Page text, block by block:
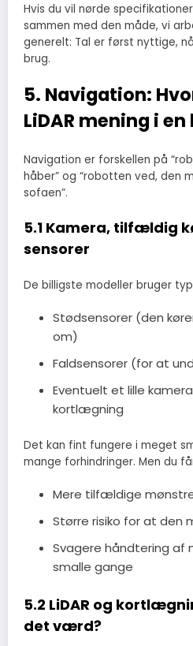
Hvis du vil nørde
sammen med den måde, vi
generelt: Tal er først nyttige,
brug.
5. Navigation:
LiDAR mening i
Navigation er forskellen på
håber” og “robotten ved, den
sofaen”.
5.1 Kamera, tilfældig
sensorer
De billigste modeller bruger
Stødsensorer (den
om)
Faldsensorer (for at
Eventuelt et lille
kortlægning
Det kan fint fungere i meget
mange forhindringer. Men du
Mere tilfældige
Større risiko for at den
Svagere håndtering af
smalle gange
5.2 LiDAR og
det værd?